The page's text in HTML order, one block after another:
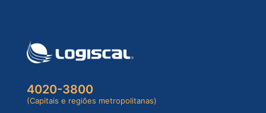
4020-3800
(Capitais e regiões metropolitanas)